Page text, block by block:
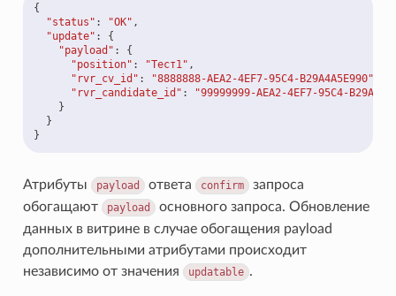
{
"status" : "OK" ,
"update" :
{
"payload" :
{
"position" : "Тест1" ,
"rvr_cv_id" : "8888888-AEA2-4EF7-95C4-B29A4A5E990"
"rvr_candidate_id" :
"99999999-AEA2-4EF7-95C4-
}
}
}
Атрибуты payload ответа confirm запроса
обогащают
payload основного запроса. Обновление
данных в витрине в случае обогащения payload
дополнительными атрибутами происходит
независимо от значения
updatable .